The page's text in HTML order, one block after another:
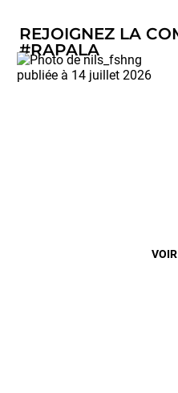
REJOIGNEZ LA
#RAPALA